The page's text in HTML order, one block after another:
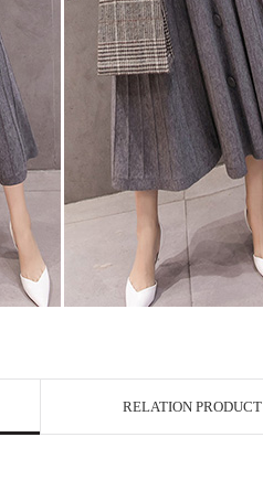
RELATION PRODUCT